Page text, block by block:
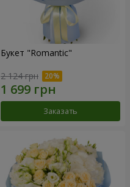
Букет "Romantic"
2 124 грн
Заказать